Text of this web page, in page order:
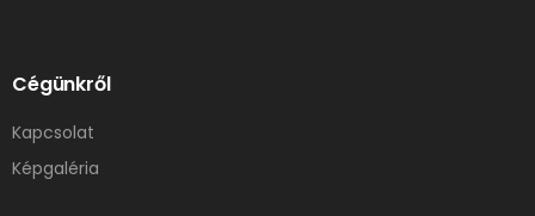
Cégünkről
Kapcsolat
Képgaléria